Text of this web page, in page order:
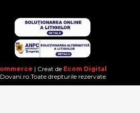
| Creat de Ecom Digital
drepturile rezervate.